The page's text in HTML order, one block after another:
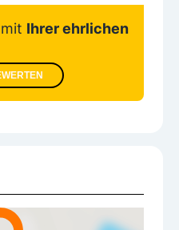
Ihrer ehrlichen